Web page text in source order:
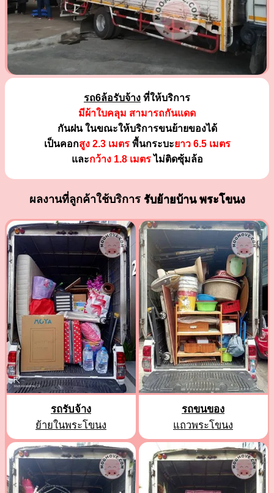
รถ6ล้อรับจ้าง ที่ให้บริการ
มีผ้าใบคลุม สามารถกันแดด
กันฝน ในขณะให้บริการขนย้ายของได้
เป็นคอกสูง 2.3 เมตรพื้นกระบะยาว 6.5 เมตร
และกว้าง 1.8 เมตรไม่ติดซุ้มล้อ
ผลงานที่ลูกค้าใช้บริการ รับย้ายบ้าน พระโขนง
รถรับจ้าง
ย้ายในพระโขนง
รถขนของ
แถวพระโขนง